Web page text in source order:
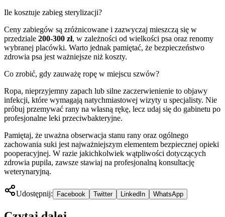
Ile kosztuje zabieg sterylizacji?
Ceny zabiegów są zróżnicowane i zazwyczaj mieszczą się w
przedziale 200-300 zł, w zależności od wielkości psa oraz renomy
wybranej placówki. Warto jednak pamiętać, że bezpieczeństwo
zdrowia psa jest ważniejsze niż koszty.
Co zrobić, gdy zauważę ropę w miejscu szwów?
Ropa, nieprzyjemny zapach lub silne zaczerwienienie to objawy
infekcji, które wymagają natychmiastowej wizyty u specjalisty. Nie
próbuj przemywać rany na własną rękę, lecz udaj się do gabinetu po
profesjonalne leki przeciwbakteryjne.
Pamiętaj, że uważna obserwacja stanu rany oraz ogólnego
zachowania suki jest najważniejszym elementem bezpiecznej opieki
pooperacyjnej. W razie jakichkolwiek wątpliwości dotyczących
zdrowia pupila, zawsze stawiaj na profesjonalną konsultację
weterynaryjną.
Udostępnij: Facebook Twitter LinkedIn WhatsApp